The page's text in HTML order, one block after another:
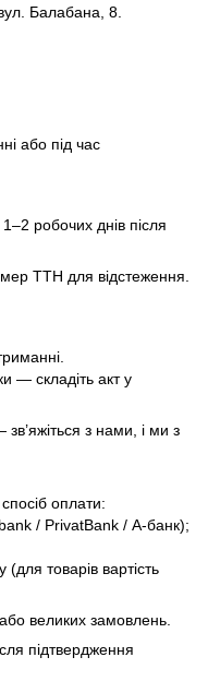
Балабана, 8.
або під час
робочих днів після
ТТН для відстеження.
— складіть акт у
з нами, і ми з
оплати:
/ PrivatBank / А-банк);
товарів вартість
великих замовлень.
підтвердження